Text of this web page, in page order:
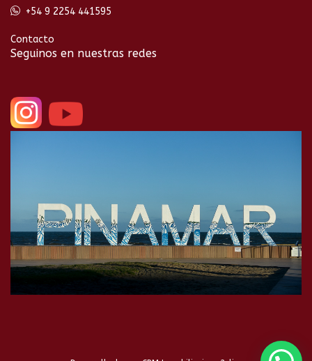
+54 9 2254 441595
Contacto
Seguinos en nuestras redes